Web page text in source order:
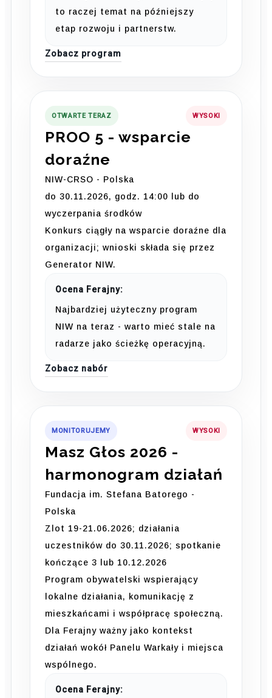
to raczej temat na późniejszy
etap rozwoju i partnerstw.
Zobacz program
OTWARTE TERAZ WYSOKI
PROO 5 - wsparcie
doraźne
NIW-CRSO - Polska
do 30.11.2026, godz. 14:00 lub do
wyczerpania środków
Konkurs ciągły na wsparcie doraźne dla
organizacji; wnioski składa się przez
Generator NIW.
Ocena Ferajny:
Najbardziej użyteczny program
NIW na teraz - warto mieć stale na
radarze jako ścieżkę operacyjną.
Zobacz nabór
MONITORUJEMY WYSOKI
Masz Głos 2026 -
harmonogram działań
Fundacja im. Stefana Batorego -
Polska
Zlot 19-21.06.2026; działania
uczestników do 30.11.2026; spotkanie
kończące 3 lub 10.12.2026
Program obywatelski wspierający
lokalne działania, komunikację z
mieszkańcami i współpracę społeczną.
Dla Ferajny ważny jako kontekst
działań wokół Panelu Warkały i miejsca
wspólnego.
Ocena Ferajny: